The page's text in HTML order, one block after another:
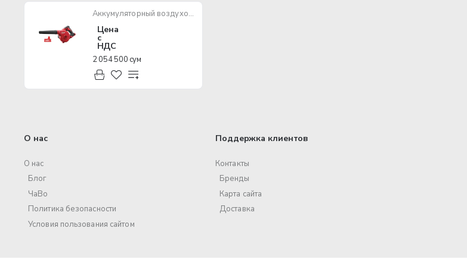
Аккумуляторный воздуходувка MILWAUKEE М18 BBL-0
Цена
с
НДС
2 054 500 сум
О нас
О нас
Блог
ЧаВо
Политика безопасности
Условия пользования сайтом
Поддержка клиентов
Контакты
Бренды
Карта сайта
Доставка